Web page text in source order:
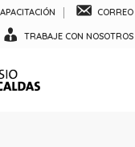
TRABAJE CON NOSOTROS